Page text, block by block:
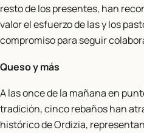
resto de los presentes, han
valor el esfuerzo de las y los
compromiso para seguir
Queso y más
A las once de la mañana en
tradición, cinco rebaños han
histórico de Ordizia,